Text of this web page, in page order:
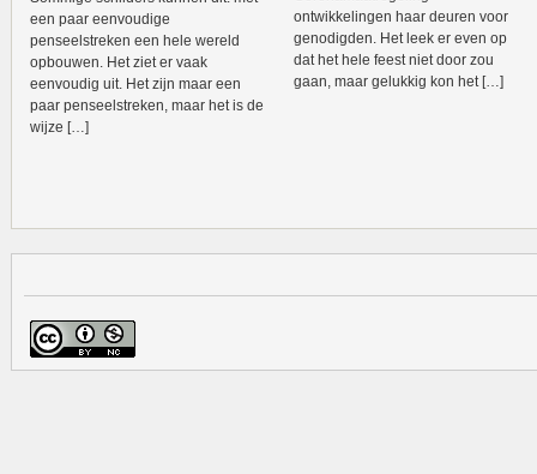
een paar eenvoudige
penseelstreken een hele wereld
opbouwen. Het ziet er vaak
eenvoudig uit. Het zijn maar een
paar penseelstreken, maar het is de
wijze […]
ontwikkelingen haar deuren voor
genodigden. Het leek er even op
dat het hele feest niet door zou
gaan, maar gelukkig kon het […]